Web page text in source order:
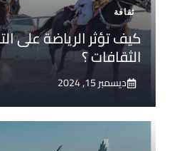
ثقافة
كيف تؤثر الرياضة على
الثقافات ؟
ديسمبر 15, 2024